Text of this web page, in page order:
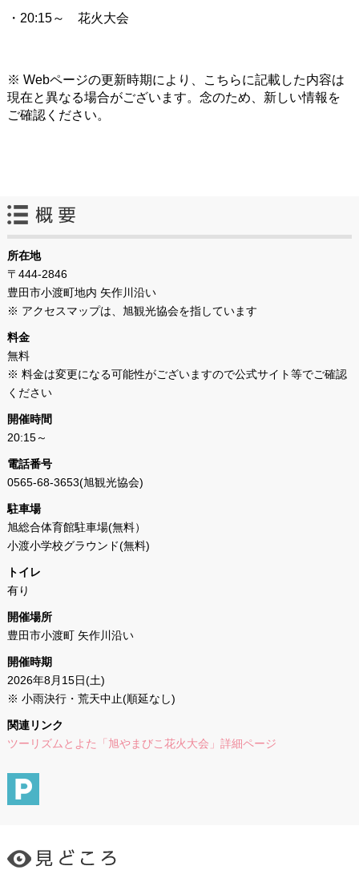
・20:15～ 花火大会
※ Webページの更新時期により、こちらに記載した内容は
現在と異なる場合がございます。念のため、新しい情報を
ご確認ください。
所在地
〒444-2846
豊田市小渡町地内 矢作川沿い
※ アクセスマップは、旭観光協会を指しています
料金
無料
※ 料金は変更になる可能性がございますので公式サイト等でご確認
ください
開催時間
20:15～
電話番号
0565-68-3653(旭観光協会)
駐車場
旭総合体育館駐車場(無料）
小渡小学校グラウンド(無料)
トイレ
有り
開催場所
豊田市小渡町 矢作川沿い
開催時期
2026年8月15日(土)
※ 小雨決行・荒天中止(順延なし)
関連リンク
ツーリズムとよた「旭やまびこ花火大会」詳細ページ